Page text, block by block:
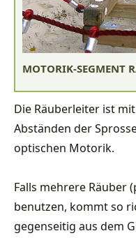
MOTORIK-SEGMENT
Die Räuberleiter ist
Abständen der
optischen Motorik.
Falls mehrere Räuber
benutzen, kommt so
gegenseitig aus dem